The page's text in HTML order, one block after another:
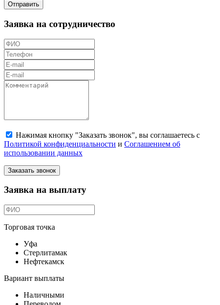
Отправить
Заявка на сотрудничество
Нажимая кнопку "Заказать звонок", вы соглашаетесь с
Политикой конфиденциальности и Соглашением об
использовании данных
Заказать звонок
Заявка на выплату
Торговая точка
Уфа
Стерлитамак
Нефтекамск
Вариант выплаты
Наличными